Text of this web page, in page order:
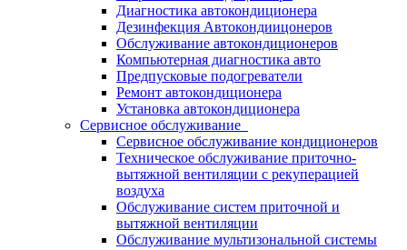
Диагностика автокондиционера
Дезинфекция Автокондиицонеров
Обслуживание автокондиционеров
Компьютерная диагностика авто
Предпусковые подогреватели
Ремонт автокондиционера
Установка автокондиционера
Сервисное обслуживание
Сервисное обслуживание кондиционеров
Техническое обслуживание приточно-
вытяжной вентиляции с рекуперацией
воздуха
Обслуживание систем приточной и
вытяжной вентиляции
Обслуживание мультизональной системы